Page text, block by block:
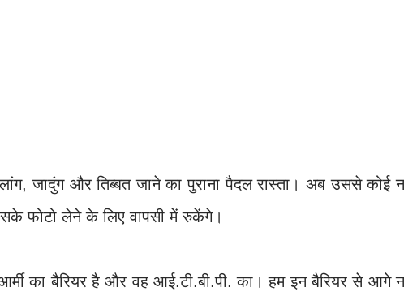
जादुंग और तिब्बत जाने का पुराना पैदल रास्ता। अब उससे कोई
फोटो लेने के लिए वापसी में रुकेंगे।
का बैरियर है और वह आई.टी.बी.पी. का। हम इन बैरियर से आगे